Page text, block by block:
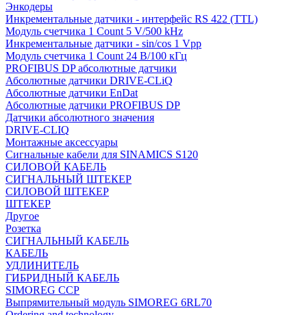
Энкодеры
Инкрементальные датчики - интерфейс RS 422 (TTL)
Модуль счетчика 1 Count 5 V/500 kHz
Инкрементальные датчики - sin/cos 1 Vpp
Модуль счетчика 1 Count 24 В/100 кГц
PROFIBUS DP абсолютные датчики
Абсолютные датчики DRIVE-CLiQ
Абсолютные датчики EnDat
Абсолютные датчики PROFIBUS DP
Датчики абсолютного значения
DRIVE-CLIQ
Монтажные аксессуары
Сигнальные кабели для SINAMICS S120
СИЛОВОЙ КАБЕЛЬ
СИГНАЛЬНЫЙ ШТЕКЕР
СИЛОВОЙ ШТЕКЕР
ШТЕКЕР
Другое
Розетка
СИГНАЛЬНЫЙ КАБЕЛЬ
КАБЕЛЬ
УДЛИНИТЕЛЬ
ГИБРИДНЫЙ КАБЕЛЬ
SIMOREG CCP
Выпрямительный модуль SIMOREG 6RL70